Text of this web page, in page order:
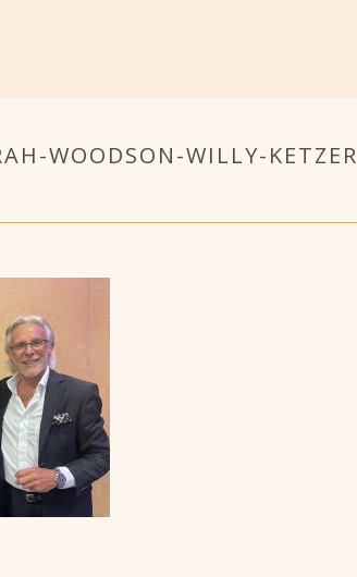
WOODSON-WILLY-KETZER